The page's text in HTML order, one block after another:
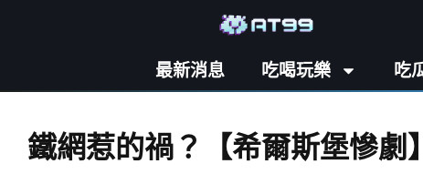
最新消息 吃喝玩樂 吃
鐵網惹的禍？【希爾斯堡慘